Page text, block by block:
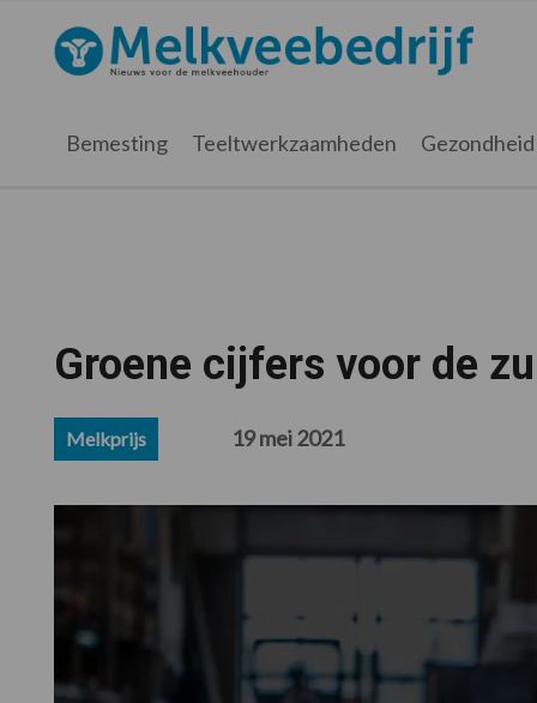
hoofdnavigatie
hoofd
eerste
voettekst
Melkveebedrijf.nl
Bemesting Teeltwerkzaamheden Gezondheid
Groene cijfers voor de
Melkprijs 19 mei 2021